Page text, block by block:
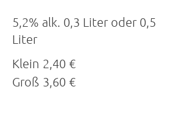
5,2% alk. 0,3 Liter oder 0,5
Liter
Klein 2,40 €
Groß 3,60 €